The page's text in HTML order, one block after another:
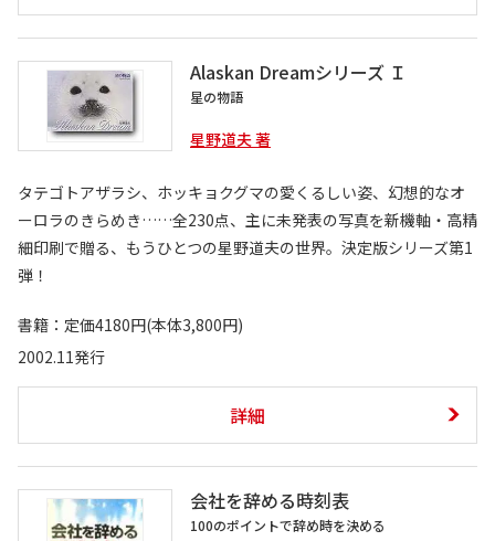
Alaskan Dreamシリーズ Ｉ
星の物語
星野道夫 著
タテゴトアザラシ、ホッキョクグマの愛くるしい姿、幻想的なオ
ーロラのきらめき……全230点、主に未発表の写真を新機軸・高精
細印刷で贈る、もうひとつの星野道夫の世界。決定版シリーズ第1
弾！
書籍：定価4180円(本体3,800円)
2002.11発行
詳細
会社を辞める時刻表
100のポイントで辞め時を決める